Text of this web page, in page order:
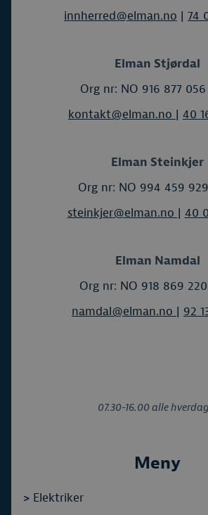
innherred@elman.no | 74
Elman Stjørdal
Org nr: NO 916 877
kontakt@elman.no | 40
Elman Steinkjer
Org nr: NO 994 459
steinkjer@elman.no | 40
Elman Namdal
Org nr: NO 918 869
namdal@elman.no | 92
07.30-16.00 alle
Meny
> Elektriker